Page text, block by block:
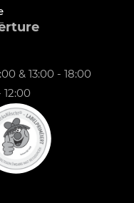
& 13:00 - 18:00